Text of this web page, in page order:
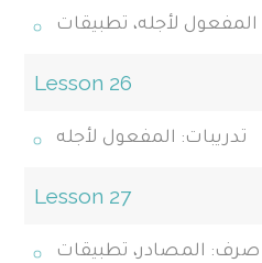
المفعول لأجله، تطبيقات
Lesson 26
تدريبات: المفعول لأجله
Lesson 27
صرف: المصادر، تطبيقات